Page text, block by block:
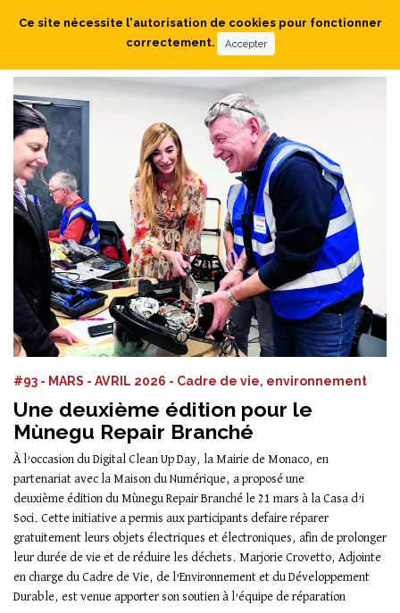
#93 - MARS - AVRIL 2026 - Cadre de vie, environnement
Une deuxième édition pour le
Mùnegu Repair Branché
À l’occasion du Digital Clean Up Day, la Mairie de Monaco, en
partenariat avec la Maison du Numérique, a proposé une
deuxième édition du Mùnegu Repair Branché le 21 mars à la Casa d’i
Soci. Cette initiative a permis aux participants defaire réparer
gratuitement leurs objets électriques et électroniques, afin de prolonger
leur durée de vie et de réduire les déchets. Marjorie Crovetto, Adjointe
en charge du Cadre de Vie, de l’Environnement et du Développement
Durable, est venue apporter son soutien à l’équipe de réparation
Ce site nécessite l'autorisation de cookies pour fonctionner
correctement.
Accepter